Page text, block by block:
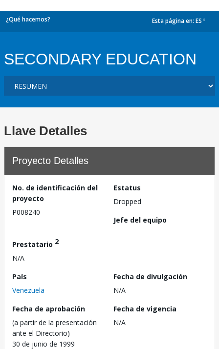
¿Qué hacemos? Esta página en: ES
SECONDARY EDUCATION
Llave Detalles
Proyecto Detalles
No. de identificación del
proyecto
P008240
Estatus
Dropped
Jefe del equipo
Prestatario 2
N/A
País
Venezuela
Fecha de divulgación
N/A
Fecha de aprobación
(a partir de la presentación
ante el Directorio)
30 de junio de 1999
Fecha de vigencia
N/A